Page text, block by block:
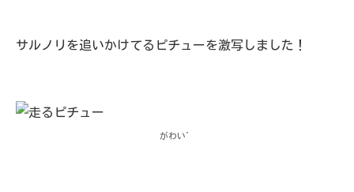
サルノリを追いかけてるピチューを激写しました！
がわい゛